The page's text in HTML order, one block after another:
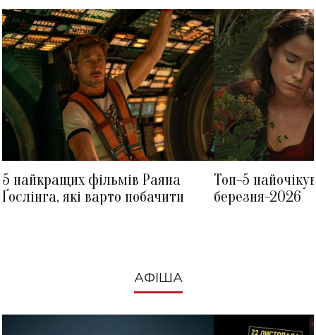
5 найкращих фільмів Раяна
Ґослінга, які варто побачити
Топ-5
березня-2026
АФІША